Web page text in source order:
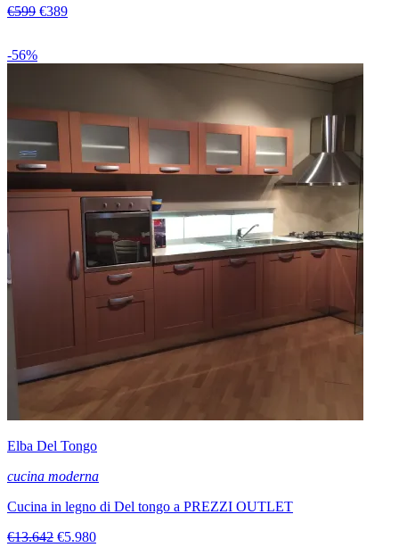
€599 €389
-56%
Elba Del Tongo
cucina moderna
Cucina in legno di Del tongo a PREZZI OUTLET
€13.642 €5.980